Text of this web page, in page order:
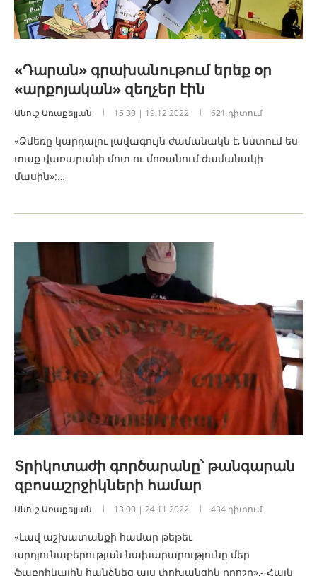
«Դարան» գրախանութում երեք օր
«արքոյական» զեղչեր էին
Անուշ Առաքելյան 15:30 | 19.12.2022 621 դիտում
«Ձմեռը կարդալու լավագույն ժամանակն է, նստում ես
տաք վառարանի մոտ ու մոռանում ժամանակի
մասին»:…
Տրիկոտաժի գործարանը՝ թանգարան
զբոսաշրջիկների համար
Անուշ Առաքելյան 13:00 | 24.11.2022 434 դիտում
«Լավ աշխատանքի համար թեթեւ
արդյունաբերության նախարարությունը մեր
ֆաբրիկային հանձնեց այս փոխանցիկ դրոշը»,- Հայկ